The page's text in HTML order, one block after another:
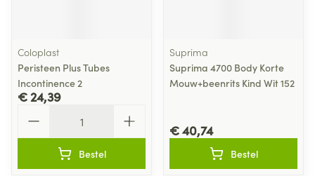
Coloplast
Peristeen Plus Tubes
Incontinence 2
€ 24,39
Bestel
Suprima
Suprima 4700 Body Korte
Mouw+beenrits Kind Wit 152
€ 40,74
Bestel